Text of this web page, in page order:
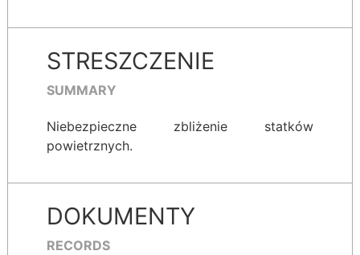
STRESZCZENIE
SUMMARY
Niebezpieczne zbliżenie statków
powietrznych.
DOKUMENTY
RECORDS